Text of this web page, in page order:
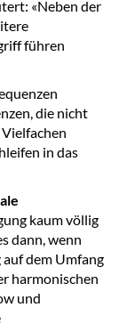
«Neben der
führen
die nicht
in das
kaum völlig
dann, wenn
dem Umfang
harmonischen
und